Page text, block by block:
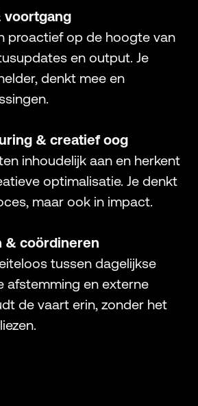
voortgang
proactief op de hoogte van
en output. Je
denkt mee en
& creatief oog
inhoudelijk aan en herkent
optimalisatie. Je denkt
maar ook in impact.
& coördineren
tussen dagelijkse
afstemming en externe
de vaart erin, zonder het